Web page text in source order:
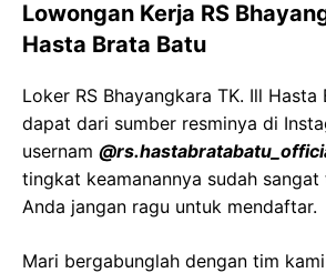
Lowongan Kerja RS
Hasta Brata Batu
Loker RS Bhayangkara TK. Ill Hasta
dapat dari sumber resminya di
usernam @
tingkat keamanannya sudah
Anda jangan ragu untuk mendaftar.
Mari bergabunglah dengan tim